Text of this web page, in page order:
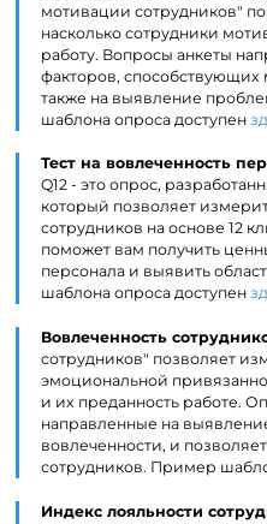
мотивации сотрудников"
насколько сотрудники
работу. Вопросы анкеты
факторов, способствующих
также на выявление
шаблона опроса доступен
Тест на вовлеченность
Q12 - это опрос,
который позволяет
сотрудников на основе 12
поможет вам получить
персонала и выявить
шаблона опроса доступен
Вовлеченность
сотрудников" позволяет
эмоциональной
и их преданность работе.
направленные на
вовлеченности, и
сотрудников. Пример
Индекс лояльности